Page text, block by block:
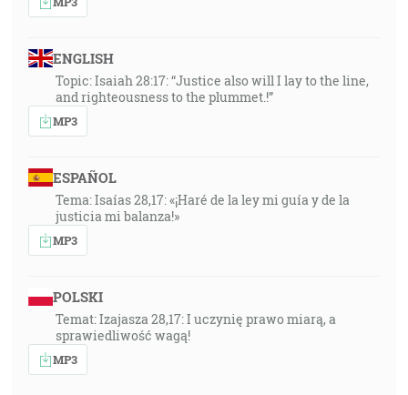
ENGLISH
Topic: Isaiah 28:17: “Justice also will I lay to the line,
and righteousness to the plummet.!”
MP3
ESPAÑOL
Tema: Isaías 28,17: «¡Haré de la ley mi guía y de la
justicia mi balanza!»
MP3
POLSKI
Temat: Izajasza 28,17: I uczynię prawo miarą, a
sprawiedliwość wagą!
MP3